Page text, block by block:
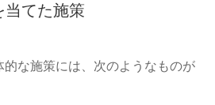
てた施策
な施策には、次のようなものが